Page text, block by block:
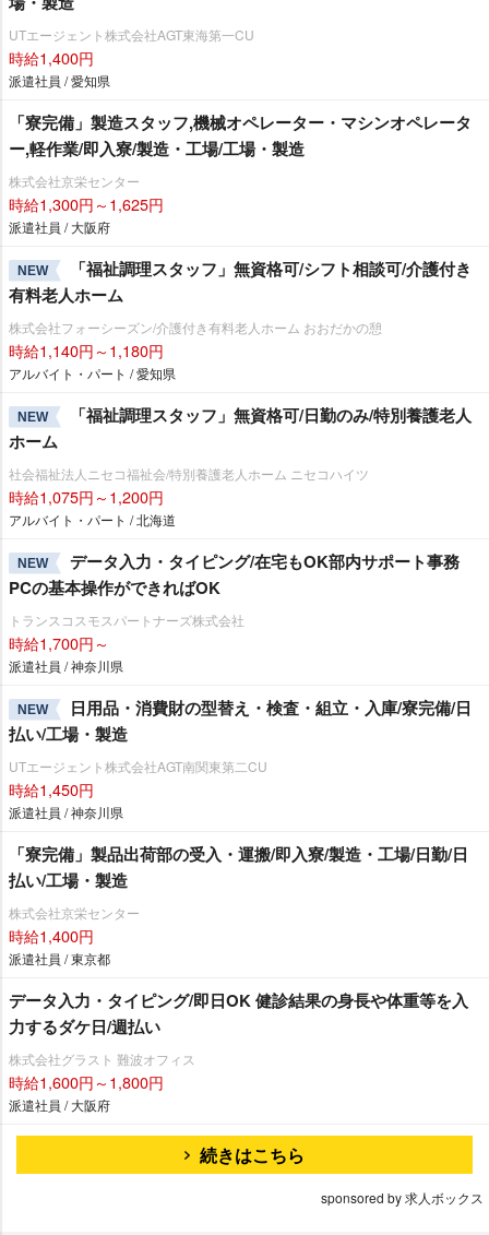
UTエージェント株式会社AGT東海第一CU
時給1,400円
派遣社員 / 愛知県
「寮完備」製造スタッフ,機械オペレーター・マシンオペレータ
ー,軽作業/即入寮/製造・工場/工場・製造
株式会社京栄センター
時給1,300円～1,625円
派遣社員 / 大阪府
NEW
「福祉調理スタッフ」無資格可/シフト相談可/介護付き
有料老人ホーム
株式会社フォーシーズン/介護付き有料老人ホーム おおだかの憩
時給1,140円～1,180円
アルバイト・パート / 愛知県
NEW
「福祉調理スタッフ」無資格可/日勤のみ/特別養護老人
ホーム
社会福祉法人ニセコ福祉会/特別養護老人ホーム ニセコハイツ
時給1,075円～1,200円
アルバイト・パート / 北海道
NEW
データ入力・タイピング/在宅もOK部内サポート事務
PCの基本操作ができればOK
トランスコスモスパートナーズ株式会社
時給1,700円～
派遣社員 / 神奈川県
NEW
日用品・消費財の型替え・検査・組立・入庫/寮完備/日
払い/工場・製造
UTエージェント株式会社AGT南関東第二CU
時給1,450円
派遣社員 / 神奈川県
「寮完備」製品出荷部の受入・運搬/即入寮/製造・工場/日勤/日
払い/工場・製造
株式会社京栄センター
時給1,400円
派遣社員 / 東京都
データ入力・タイピング/即日OK 健診結果の身長や体重等を入
力するダケ日/週払い
株式会社グラスト 難波オフィス
時給1,600円～1,800円
派遣社員 / 大阪府
続きはこちら
sponsored by 求人ボックス